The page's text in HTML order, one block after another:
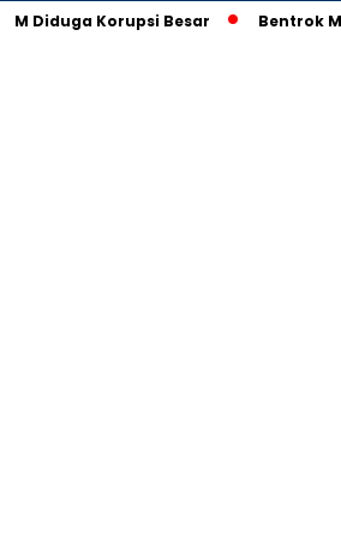
Diduga Korupsi Besar Bentrok